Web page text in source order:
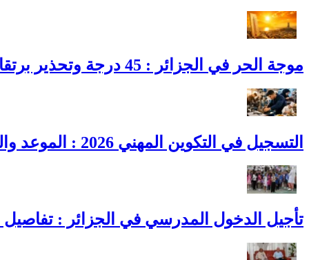
موجة الحر في الجزائر : 45 درجة وتحذير برتقالي يضرب هذه الولايات
التسجيل في التكوين المهني 2026 : الموعد والشروط ورابط التسجيل لدورة أكتوبر
تأجيل الدخول المدرسي في الجزائر : تفاصيل